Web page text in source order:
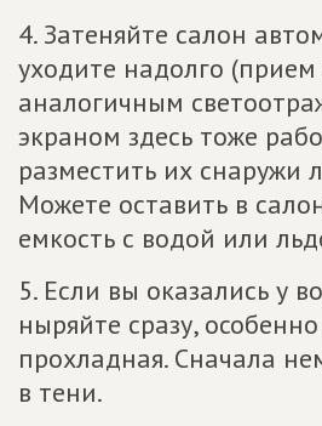
4. Затеняйте салон
уходите надолго
аналогичным
экраном здесь тоже
разместить их снаружи
Можете оставить в
емкость с водой или
5. Если вы оказались у
ныряйте сразу,
прохладная. Сначала
в тени.